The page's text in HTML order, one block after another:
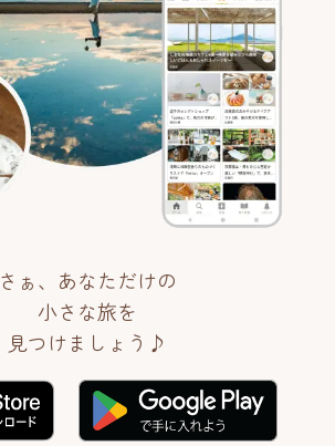
さぁ、あなただけの
小さな旅を
見つけましょう♪